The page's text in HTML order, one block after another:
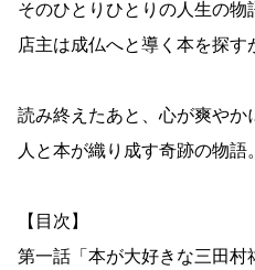
そのひとりひとりの人生の物
店主は成仏へと導く本を探す
読み終えたあと、心が爽やか
人と本が織り成す奇跡の物語。
【目次】
第一話「本が大好きな三田村